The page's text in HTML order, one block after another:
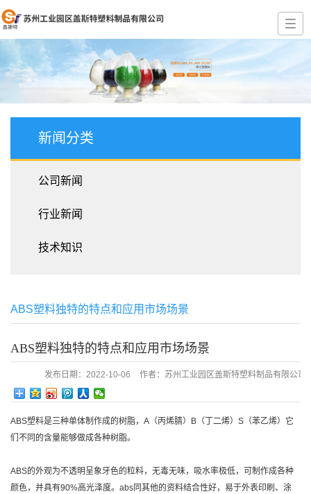
新闻分类
公司新闻
行业新闻
技术知识
ABS塑料独特的特点和应用市场场景
ABS塑料独特的特点和应用市场场景
发布日期： 2022-10-06 作者： 苏州工业园区盖斯特塑料制品有限公司
ABS塑料是三种单体制作成的树脂，A（丙烯腈）B（丁二烯）S（苯乙烯）它
们不同的含量能够做成各种树脂。
ABS的外观为不透明呈象牙色的粒料，无毒无味，吸水率极低，可制作成各种
颜色，并具有90%高光泽度。abs同其他的资料结合性好，易于外表印刷、涂